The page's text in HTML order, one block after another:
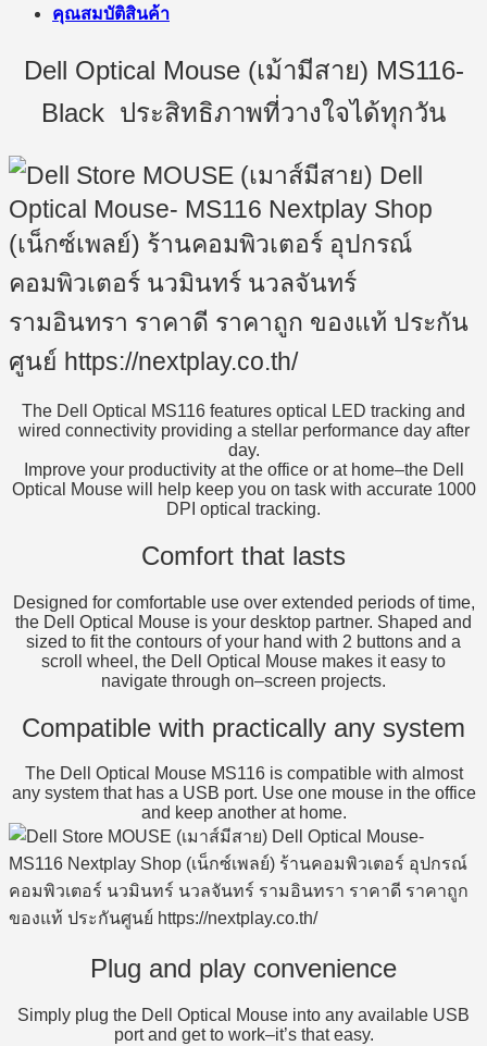
คุณสมบัติสินค้า
Dell Optical Mouse (เม้ามีสาย) MS116-
Black ประสิทธิภาพที่วางใจได้ทุกวัน
The Dell Optical MS116 features optical LED tracking and
wired connectivity providing a stellar performance day after
day.
Improve your productivity at the office or at home–the Dell
Optical Mouse will help keep you on task with accurate 1000
DPI optical tracking.
Comfort that lasts
Designed for comfortable use over extended periods of time,
the Dell Optical Mouse is your desktop partner. Shaped and
sized to fit the contours of your hand with 2 buttons and a
scroll wheel, the Dell Optical Mouse makes it easy to
navigate through on–screen projects.
Compatible with practically any system
The Dell Optical Mouse MS116 is compatible with almost
any system that has a USB port. Use one mouse in the office
and keep another at home.
Plug and play convenience
Simply plug the Dell Optical Mouse into any available USB
port and get to work–it’s that easy.